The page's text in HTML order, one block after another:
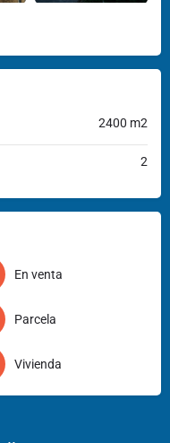
2400 m2
2
En venta
Parcela
Vivienda